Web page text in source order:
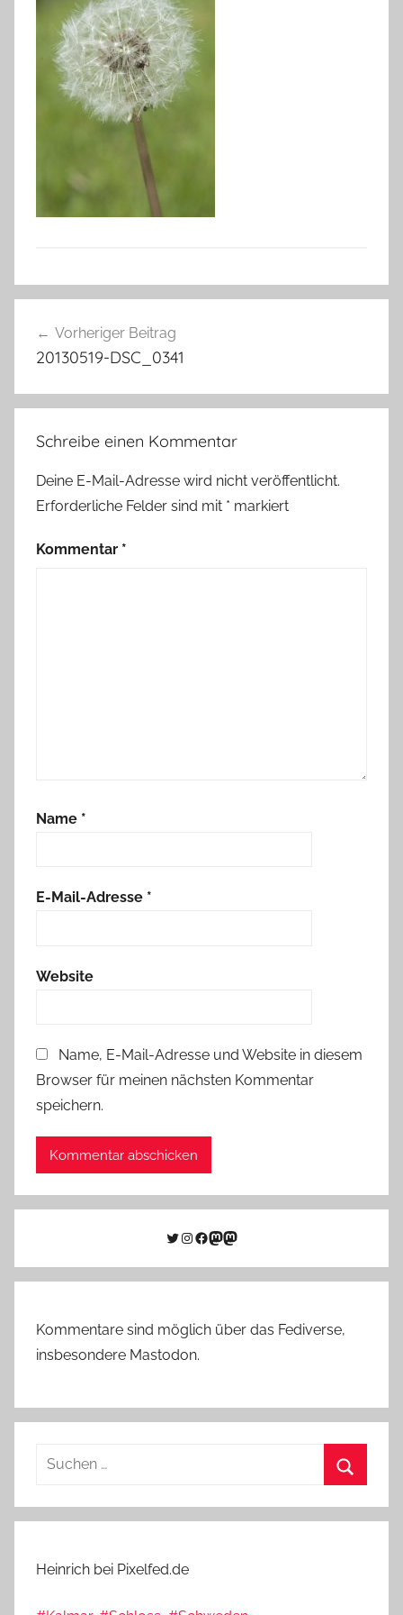
Vorheriger Beitrag
20130519-DSC_0341
Schreibe einen Kommentar
Deine E-Mail-Adresse wird nicht veröffentlicht.
Erforderliche Felder sind mit * markiert
Kommentar *
Name *
E-Mail-Adresse *
Website
Name, E-Mail-Adresse und Website in diesem
Browser für meinen nächsten Kommentar
speichern.
Twitter
Instagram
Facebook
Link zu Mastodon
Mastodon
Kommentare sind möglich über das Fediverse,
insbesondere Mastodon.
Suchen
Heinrich bei Pixelfed.de